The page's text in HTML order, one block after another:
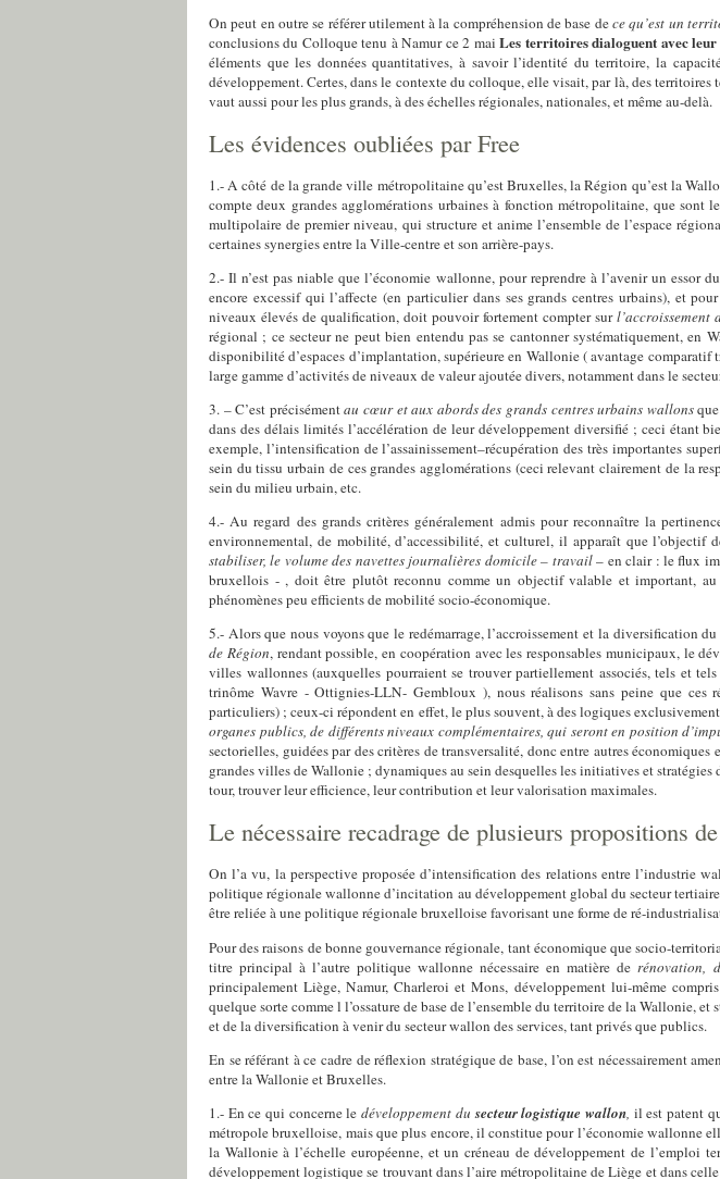
On peut en outre se référer utilement à la compréhension de base dece qu’est un
conclusions du Colloque tenu à Namur ce 2 maiLes territoires dialoguent avec
éléments que les données quantitatives, à savoir l’identité du territoire, la
développement. Certes, dans le contexte du colloque, elle visait, par là, des territoires
vaut aussi pour les plus grands, à des échelles régionales, nationales, et même au-delà.
Les évidences oubliées par Free
1.- A côté de la grande ville métropolitaine qu’est Bruxelles, la Région qu’est la
compte deux grandes agglomérations urbaines à fonction métropolitaine, que
multipolaire de premier niveau, qui structure et anime l’ensemble de l’espace
certaines synergies entre la Ville-centre et son arrière-pays.
2.- Il n’est pas niable que l’économie wallonne, pour reprendre à l’avenir un essor
encore excessif qui l’affecte (en particulier dans ses grands centres urbains), et
niveaux élevés de qualification, doit pouvoir fortement compter surl’accroissement
régional ; ce secteur ne peut bien entendu pas se cantonner systématiquement, en
disponibilité d’espaces d’implantation, supérieure en Wallonie ( avantage comparatif
large gamme d’activités de niveaux de valeur ajoutée divers, notamment dans le
3. – C’est précisémentau cœur et aux abords des grands centres urbains wallonsque
dans des délais limités l’accélération de leur développement diversifié ; ceci étant
exemple, l’intensification de l’assainissement–récupération des très importantes
sein du tissu urbain de ces grandes agglomérations (ceci relevant clairement de la
sein du milieu urbain, etc.
4.- Au regard des grands critères généralement admis pour reconnaître la
environnemental, de mobilité, d’accessibilité, et culturel, il apparaît que l’objectif
stabiliser, le volume des navettes journalières domicile – travail– en clair : le flux
bruxellois - , doit être plutôt reconnu comme un objectif valable et important,
phénomènes peu efficients de mobilité socio-économique.
5.- Alors que nous voyons que le redémarrage, l’accroissement et la diversification
de Région, rendant possible, en coopération avec les responsables municipaux, le
villes wallonnes (auxquelles pourraient se trouver partiellement associés, tels et
trinôme Wavre - Ottignies-LLN- Gembloux ), nous réalisons sans peine que ces
particuliers) ; ceux-ci répondent en effet, le plus souvent, à des logiques
organes publics, de différents niveaux complémentaires, qui seront en position
sectorielles, guidées par des critères de transversalité, donc entre autres
grandes villes de Wallonie ; dynamiques au sein desquelles les initiatives et
tour, trouver leur efficience,leur contribution et leur valorisation maximales.
Le nécessaire recadrage de plusieurs propositions de
On l’a vu, la perspective proposée d’intensification des relations entre l’industrie
politique régionale wallonne d’incitation au développement global du secteur
être reliée à une politique régionale bruxelloise favorisant une forme de ré-
Pour des raisons de bonne gouvernance régionale, tant économique que socio-
titre principal à l’autre politique wallonne nécessaire en matière de rénovation,
principalement Liège, Namur, Charleroi et Mons, développement lui-même
quelque sorte comme l l’ossature de base de l’ensemble du territoire de la Wallonie, et
et de la diversification à venir du secteur wallon des services, tant privés que publics.
En se référant à ce cadre de réflexion stratégique de base, l’on est nécessairement
entre la Wallonie et Bruxelles.
1.- En ce qui concerne ledéveloppement dusecteur logistique wallon, il est patent
métropole bruxelloise, mais que plus encore, il constitue pour l’économie wallonne
la Wallonie à l’échelle européenne, et un créneau de développement de l’emploi
développement logistique se trouvant dans l’aire métropolitaine de Liège et dans